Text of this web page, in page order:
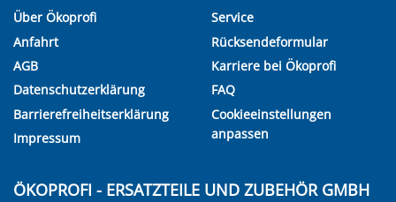
Über Ökoprofi
Anfahrt
AGB
Datenschutzerklärung
Barrierefreiheitserklärung
Impressum
Service
Rücksendeformular
Karriere bei Ökoprofi
FAQ
Cookieeinstellungen
anpassen
ÖKOPROFI - ERSATZTEILE UND ZUBEHÖR GMBH